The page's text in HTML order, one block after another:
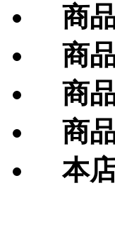
商
商
商
商
本